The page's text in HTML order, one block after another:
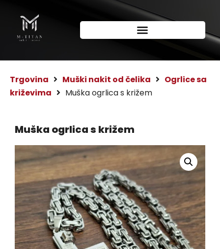
Trgovina Muški nakit od čelika
Ogrlice sa
križevima
Muška ogrlica s križem
Muška ogrlica s križem